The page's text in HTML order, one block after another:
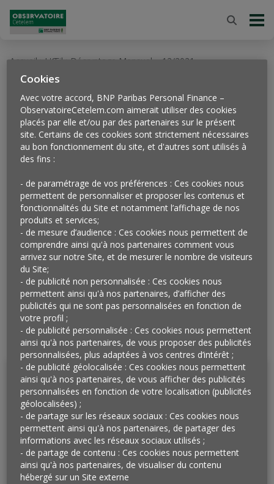
Accueil >L'Œil >Décryptage Mensuel – 12/2021
Décryptage mensuel –
12/2021
27déc
2021
Cookies
Avec votre accord, BNP Paribas Personal Finance –
ObservatoireCetelem.com aimerait utiliser des cookies
placés par elle et/ou par des partenaires sur le présent
site. Certains de ces cookies sont strictement nécessaires
au bon fonctionnement du site, et d'autres sont utilisés à
des fins :
- de paramétrage de vos préférences : Ces cookies nous
permettent de personnaliser et proposer les contenus et
fonctionnalités du Site et notamment l’affichage de nos
produits et services;
- de mesure d’audience : Ces cookies nous permettent de
comprendre ainsi qu'à nos partenaires comment vous
arrivez sur notre Site, et de mesurer le nombre de visiteurs
du Site;
- de publicité non personnalisée : Ces cookies nous
permettent ainsi qu'à nos partenaires, d’afficher des
publicités qui ne sont pas personnalisées en fonction de
votre profil ;
- de publicité personnalisée : Ces cookies nous permettent
ainsi qu'à nos partenaires, de vous proposer des publicités
personnalisées, plus adaptées à vos centres d’intérêt ;
- de publicité géolocalisée : Ces cookies nous permettent
ainsi qu'à nos partenaires, de vous afficher des publicités
personnalisées en fonction de votre localisation (publicités
géolocalisées) ;
- de partage sur les réseaux sociaux : Ces cookies nous
permettent ainsi qu'à nos partenaires, de partager des
informations avec les réseaux sociaux utilisés ;
- de partage de contenu : Ces cookies nous permettent
ainsi qu'à nos partenaires, de visualiser du contenu
hébergé sur un Site externe